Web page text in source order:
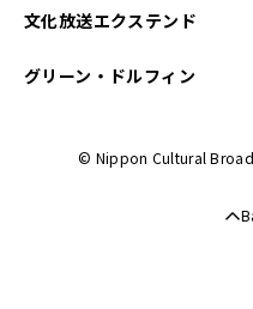
文化放送エクステンド
グリーン・ドルフィン
© Nippon Cultural